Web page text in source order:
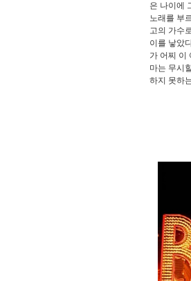
은 나이에
노래를 부
고의 가수
이를 낳았
가 어찌 이
마는 무시
하지 못하